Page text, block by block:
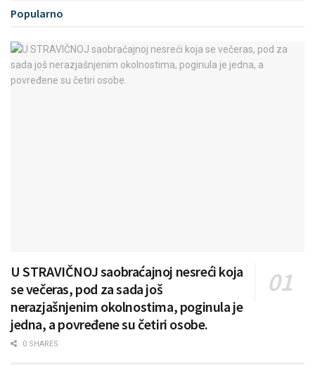
Popularno
U STRAVIČNOJ saobraćajnoj nesreći koja
se večeras, pod za sada još
nerazjašnjenim okolnostima, poginula je
jedna, a povređene su četiri osobe.
0 SHARES